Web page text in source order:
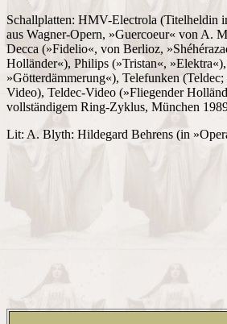
Schallplatten: HMV-Electrola (Titelheldin
aus Wagner-Opern, »Guercoeur« von A.
Decca (»Fidelio«, von Berlioz,
Holländer«), Philips (»Tristan«,
»Götterdämmerung«), Telefunken
Video), Teldec-Video (»Fliegender
vollständigem Ring-Zyklus, München
Lit: A. Blyth: Hildegard Behrens (in